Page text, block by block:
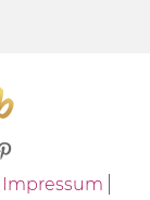
Impressum